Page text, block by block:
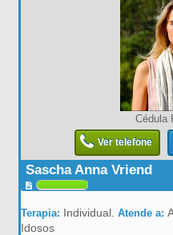
Cédula
Ver telefone
Sascha Anna Vriend
Terapia: Individual.Atende a:
Idosos